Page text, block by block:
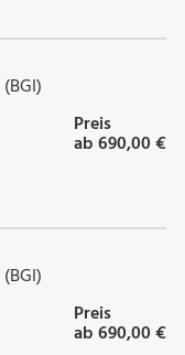
Preis
ab 690,00 €
Preis
ab 690,00 €